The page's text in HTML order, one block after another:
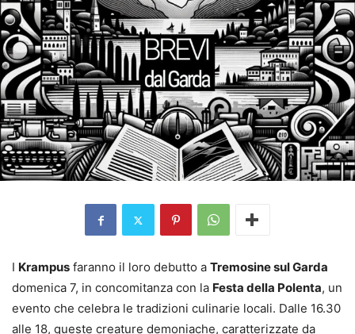
I Krampus faranno il loro debutto a Tremosine sul Garda
domenica 7, in concomitanza con la Festa della Polenta, un
evento che celebra le tradizioni culinarie locali. Dalle 16.30
alle 18, queste creature demoniache, caratterizzate da